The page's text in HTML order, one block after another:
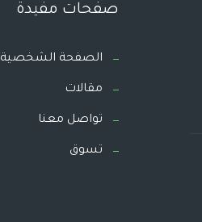
صفحات مفيدة
الصفحة الشخصية
مقالات
تواصل معنا
تسوق